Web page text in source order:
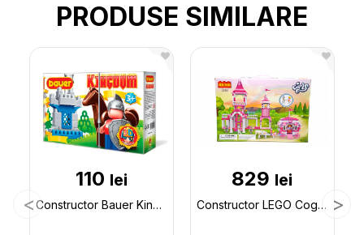
PRODUSE SIMILARE
110 lei
Constructor Bauer Kingdom 00570M
829 lei
Constructor LEGO Cogo Castel 555 pcs 3263 100571813